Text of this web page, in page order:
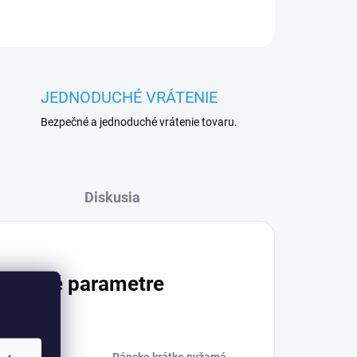
JEDNODUCHÉ VRÁTENIE
Bezpečné a jednoduché vrátenie tovaru.
Diskusia
parametre